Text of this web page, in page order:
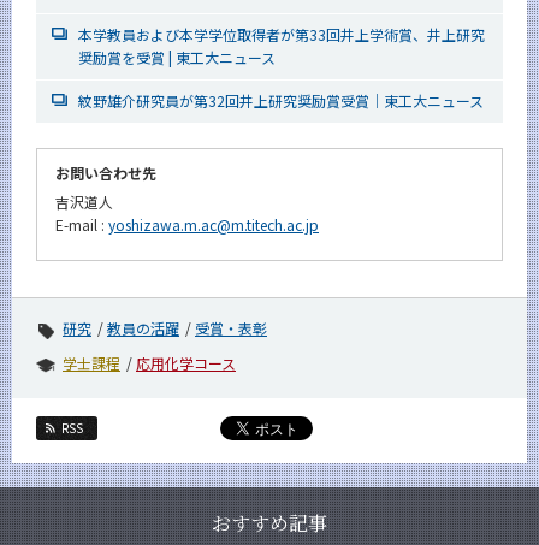
本学教員および本学学位取得者が第33回井上学術賞、井上研究
奨励賞を受賞 | 東工大ニュース
紋野雄介研究員が第32回井上研究奨励賞受賞｜東工大ニュース
お問い合わせ先
吉沢道人
E-mail : yoshizawa.m.ac@m.titech.ac.jp
研究 教員の活躍
受賞・表彰
学士課程
応用化学コース
RSS
おすすめ記事